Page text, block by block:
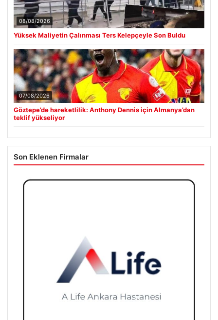
08/08/2026
Yüksek Maliyetin Çalınması Ters Kelepçeyle Son Buldu
07/08/2026
Göztepe’de hareketlilik: Anthony Dennis için Almanya’dan
teklif yükseliyor
Son Eklenen Firmalar